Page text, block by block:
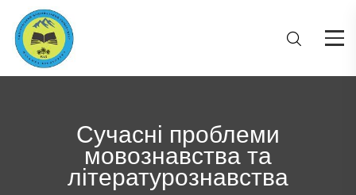
Сучасні проблеми
мовознавства та
літературознавства